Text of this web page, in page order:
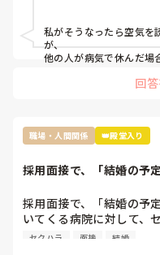
にしましたが…
ぶっちゃけ遊んでたわけ
のにお菓子ごときでって
皆さんはそんな休んだら
私がそうなったら空気を
が、
他の人が病気で休んだ場
コロナ感染の類や急病
お局さんですが、元々職
ん。
言うタイプじゃないかな
『ただの文句言いたいウ
そういう人は苦手なので
『駄菓子ですいませんで
回
職場・人間関係 👑殿堂入り
採用面接で、「結婚の予
採用面接で、「結婚の予
いてくる病院に対して、
う思われますか？また、
セクハラ 面接 結婚